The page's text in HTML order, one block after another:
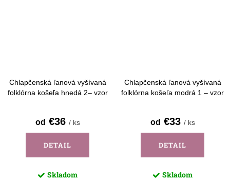
Chlapčenská ľanová vyšívaná
folklórna košeľa hnedá 2– vzor
od €36 / ks
DETAIL
Skladom
Chlapčenská ľanová vyšívaná
folklórna košeľa modrá 1 – vzor
od €33 / ks
DETAIL
Skladom